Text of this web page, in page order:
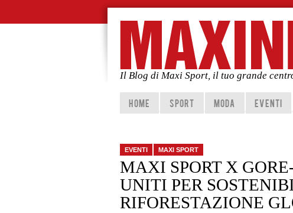
Il Blog di Maxi Sport, il tuo grande
Vai al contenuto principale
Vai al contenuto secondario
HOME SPORT MODA EVENTI
EVENTI MAXI SPORT
MAXI SPORT X
UNITI PER
RIFORESTAZIONE